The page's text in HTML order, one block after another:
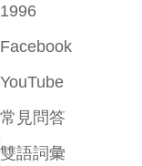
1996
Facebook
YouTube
常見問答
雙語詞彙